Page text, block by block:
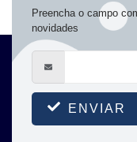
Preencha o campo
novidades
ENVIAR